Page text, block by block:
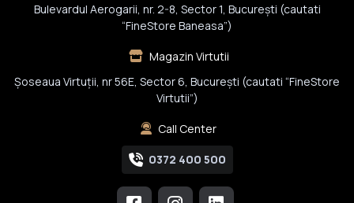
Bulevardul Aerogarii, nr. 2-8, Sector 1, Bucureşti (cautati
“FineStore Baneasa”)
Magazin Virtutii
Șoseaua Virtuții, nr 56E, Sector 6, București (cautati “FineStore
Virtutii”)
Call Center
0372 400 500